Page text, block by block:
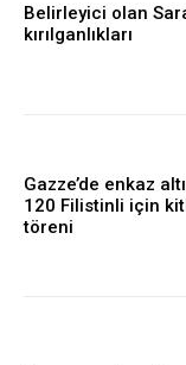
Belirleyici olan
kırılganlıkları
Gazze’de enkaz
120 Filistinli için
töreni